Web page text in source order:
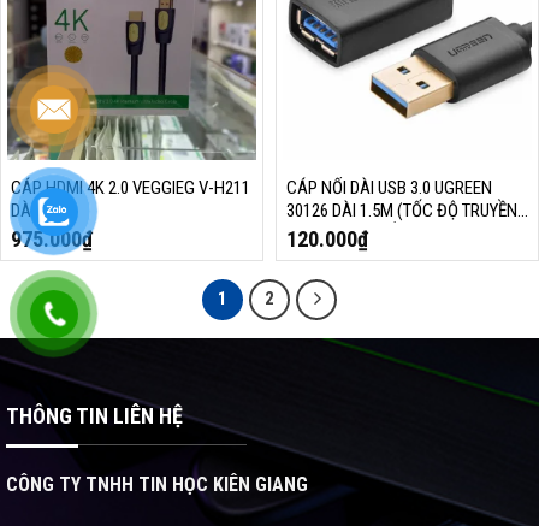
CÁP HDMI 4K 2.0 VEGGIEG V-H211
DÀI 20M
975.000₫
CÁP NỐI DÀI USB 3.0 UGREEN
30126 DÀI 1.5M (TỐC ĐỘ TRUYỀN
DỮ LIỆU LÊN ĐẾN 5GBPS, TƯƠNG
THÍCH USB 3.0 / 2.0 / 1.1)
120.000₫
1 2
THÔNG TIN LIÊN HỆ
CÔNG TY TNHH TIN HỌC KIÊN GIANG